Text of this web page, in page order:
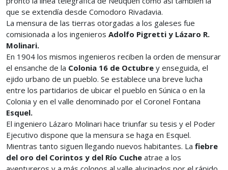
que se extendía desde Comodoro Rivadavia.
La mensura de las tierras otorgadas a los galeses fue
comisionada a los ingenieros Adolfo Pigretti y Lázaro R.
Molinari.
En 1904 los mismos ingenieros reciben la orden de mensurar
el ensanche de la Colonia 16 de Octubre y enseguida, el
ejido urbano de un pueblo. Se establece una breve lucha
entre los partidarios de ubicar el pueblo en Súnica o en la
Colonia y en el valle denominado por el Coronel Fontana
Esquel.
El ingeniero Lázaro Molinari hace triunfar su tesis y el Poder
Ejecutivo dispone que la mensura se haga en Esquel.
Mientras tanto siguen llegando nuevos habitantes. La fiebre
del oro del Corintos y del Río Cuche atrae a los